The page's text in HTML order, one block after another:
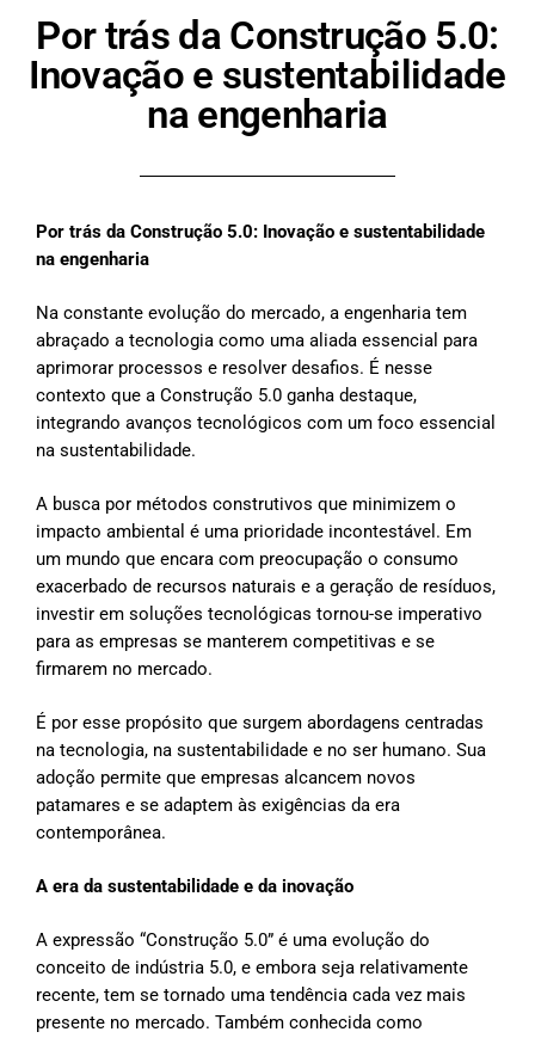
Por trás da Construção 5.0:
Inovação e sustentabilidade
na engenharia
Por trás da Construção 5.0: Inovação e sustentabilidade
na engenharia
Na constante evolução do mercado, a engenharia tem
abraçado a tecnologia como uma aliada essencial para
aprimorar processos e resolver desafios. É nesse
contexto que a Construção 5.0 ganha destaque,
integrando avanços tecnológicos com um foco essencial
na sustentabilidade.
A busca por métodos construtivos que minimizem o
impacto ambiental é uma prioridade incontestável. Em
um mundo que encara com preocupação o consumo
exacerbado de recursos naturais e a geração de resíduos,
investir em soluções tecnológicas tornou-se imperativo
para as empresas se manterem competitivas e se
firmarem no mercado.
É por esse propósito que surgem abordagens centradas
na tecnologia, na sustentabilidade e no ser humano. Sua
adoção permite que empresas alcancem novos
patamares e se adaptem às exigências da era
contemporânea.
A era da sustentabilidade e da inovação
A expressão “Construção 5.0” é uma evolução do
conceito de indústria 5.0, e embora seja relativamente
recente, tem se tornado uma tendência cada vez mais
presente no mercado. Também conhecida como